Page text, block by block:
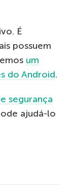
É
possuem
um
do Android.
segurança
ajudá-lo